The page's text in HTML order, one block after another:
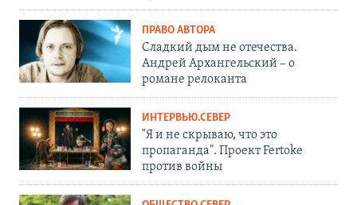
ПРАВО АВТОРА
Сладкий дым не отечества.
Андрей Архангельский – о
романе релоканта
ИНТЕРВЬЮ.СЕВЕР
"Я и не скрываю, что это
пропаганда". Проект Fertoke
против войны